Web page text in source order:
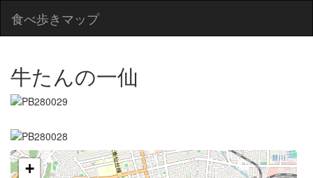
食べ歩きマップ
牛たんの一仙
+